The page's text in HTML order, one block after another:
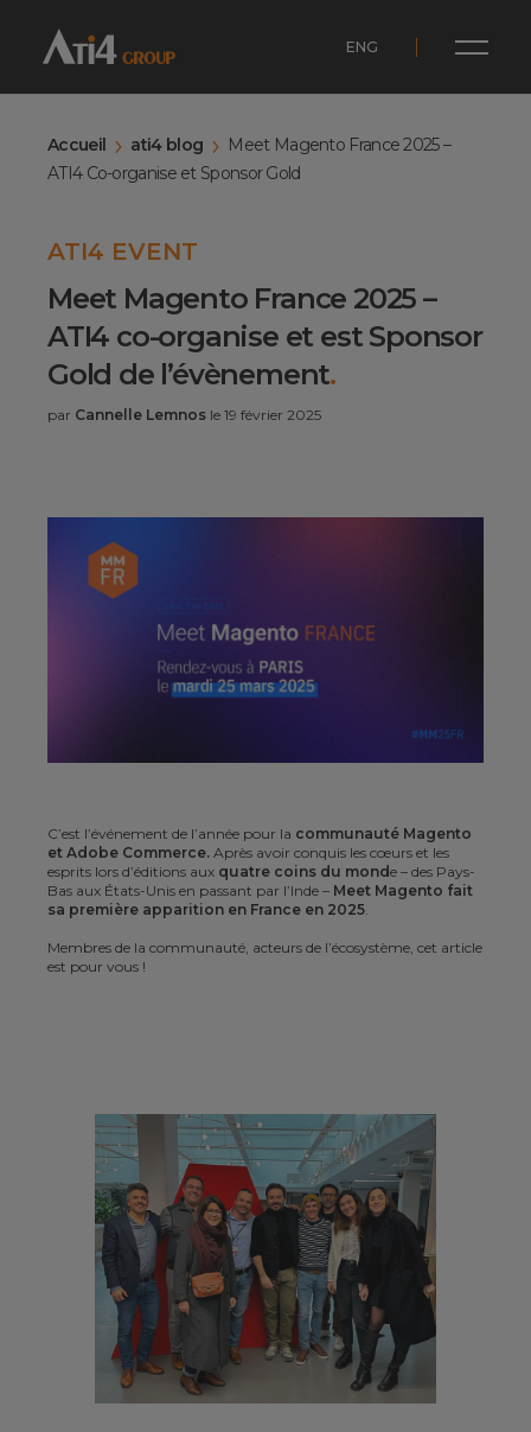
ENG
Accueil ati4 blog
Meet Magento France 2025 –
ATI4 Co-organise et Sponsor Gold
ATI4 EVENT
Meet Magento France 2025 –
ATI4 co-organise et est Sponsor
Gold de l’évènement.
par Cannelle Lemnos le 19 février 2025
C’est l’événement de l’année pour la communauté Magento
et Adobe Commerce. Après avoir conquis les cœurs et les
esprits lors d’éditions aux quatre coins du monde – des Pays-
Bas aux États-Unis en passant par l’Inde – Meet Magento fait
sa première apparition en France en 2025.
Membres de la communauté, acteurs de l’écosystème, cet article
est pour vous !